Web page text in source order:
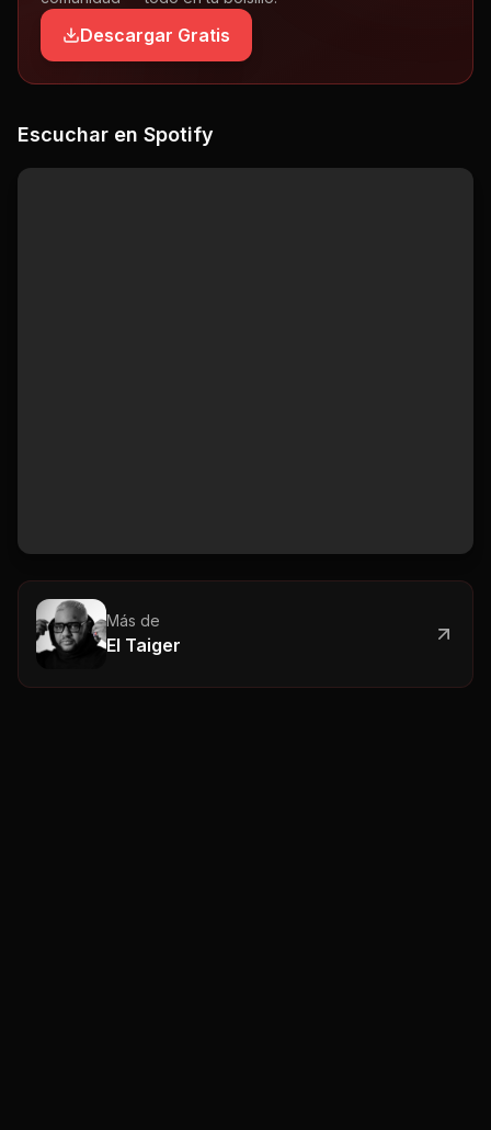
Descargar Gratis
Escuchar en Spotify
Más de
El Taiger